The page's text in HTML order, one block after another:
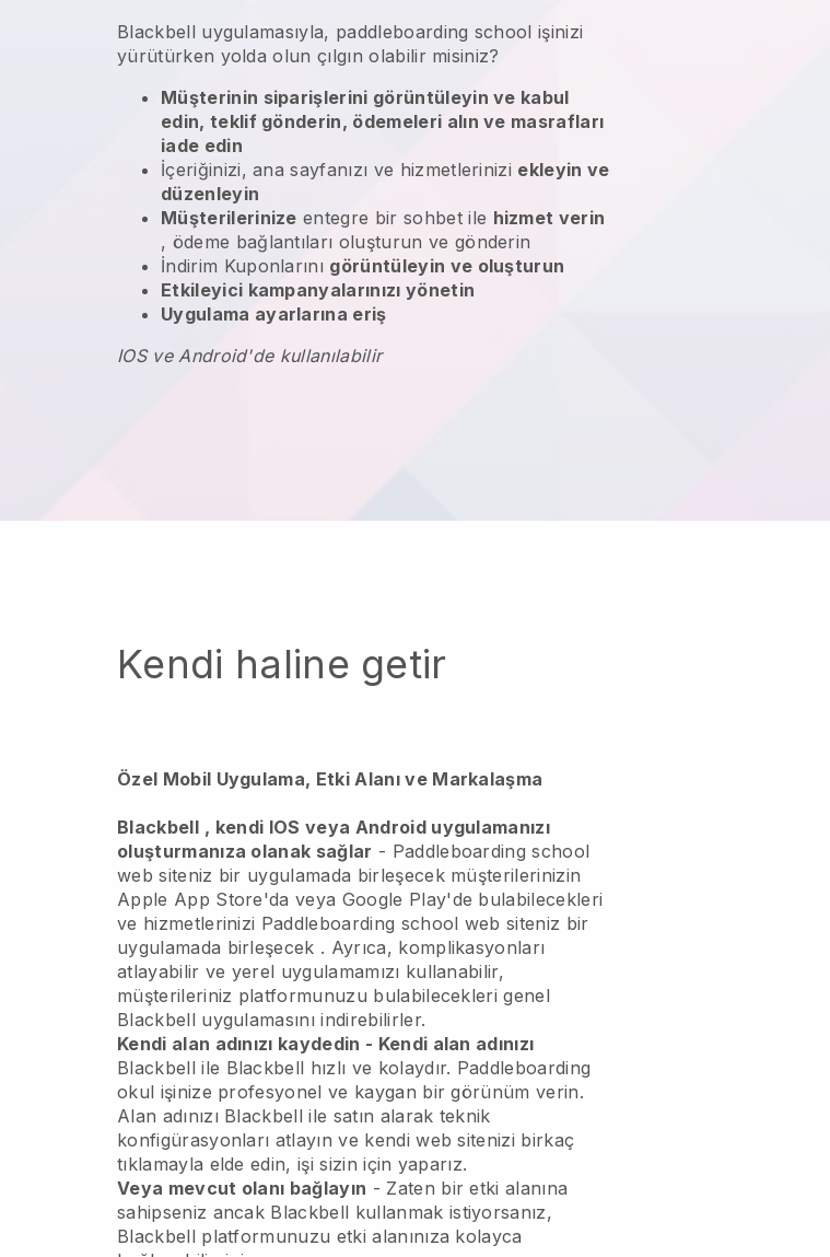
Blackbell uygulamasıyla, paddleboarding school işinizi
yürütürken yolda olun çılgın olabilir misiniz?
Müşterinin siparişlerini görüntüleyin ve kabul
edin, teklif gönderin, ödemeleri alın ve masrafları
iade edin
İçeriğinizi, ana sayfanızı ve hizmetlerinizi ekleyin ve
düzenleyin
Müşterilerinize entegre bir sohbet ile hizmet verin
, ödeme bağlantıları oluşturun ve gönderin
İndirim Kuponlarını görüntüleyin ve oluşturun
Etkileyici kampanyalarınızı yönetin
Uygulama ayarlarına eriş
IOS ve Android'de kullanılabilir
Kendi haline getir
Özel Mobil Uygulama, Etki Alanı ve Markalaşma
Blackbell , kendi IOS veya Android uygulamanızı
oluşturmanıza olanak sağlar - Paddleboarding school
web siteniz bir uygulamada birleşecekmüşterilerinizin
Apple App Store'da veya Google Play'de bulabilecekleri
ve hizmetlerinizi Paddleboarding school web siteniz bir
uygulamada birleşecek . Ayrıca, komplikasyonları
atlayabilir ve yerel uygulamamızı kullanabilir,
müşterileriniz platformunuzu bulabilecekleri genel
Blackbell uygulamasını indirebilirler.
Kendi alan adınızı kaydedin - Kendi alan adınızı
Blackbell ile Blackbell hızlı ve kolaydır. Paddleboarding
okul işinize profesyonel ve kaygan bir görünüm verin.
Alan adınızı Blackbell ile satın alarak teknik
konfigürasyonları atlayın ve kendi web sitenizi birkaç
tıklamayla elde edin, işi sizin için yaparız.
Veya mevcut olanı bağlayın - Zaten bir etki alanına
sahipseniz ancak Blackbell kullanmak istiyorsanız,
Blackbell platformunuzu etki alanınıza kolayca